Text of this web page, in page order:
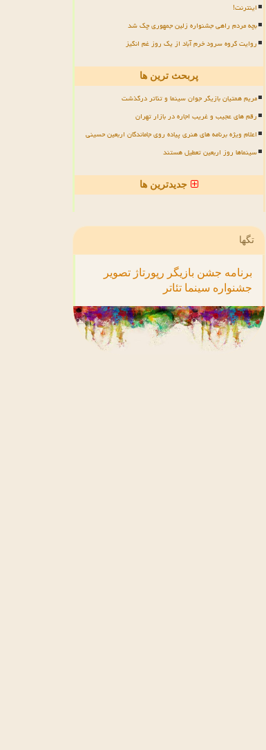
اینترنت!
بچه مردم راهی جشنواره زلین جمهوری چک شد
روایت گروه سرود خرم آباد از یک روز غم انگیز
پربحث ترین ها
مریم همتیان بازیگر جوان سینما و تئاتر درگذشت
رقم های عجیب و غریب اجاره در بازار تهران
اعلام ویژه برنامه های هنری پیاده روی جاماندگان اربعین حسینی
سینماها روز اربعین تعطیل هستند
جدیدترین ها
تگها
برنامه جشن بازیگر رپورتاژ تصویر
جشنواره سینما تئاتر